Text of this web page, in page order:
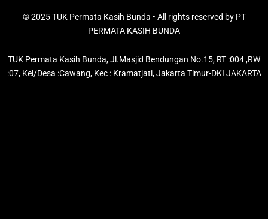
t
p
p
t
a
r
a
e
b
o
k
t
e
© 2025 TUK Permata Kasih Bunda • All rights reserved by PT
PERMATA KASIH BUNDA
TUK Permata Kasih Bunda, Jl.Masjid Bendungan No.15, RT :004 ,RW
:07, Kel/Desa :Cawang, Kec : Kramatjati, Jakarta Timur-DKI JAKARTA